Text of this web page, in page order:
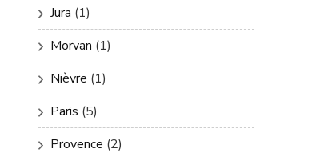
Jura (1)
Morvan (1)
Nièvre (1)
Paris (5)
Provence (2)